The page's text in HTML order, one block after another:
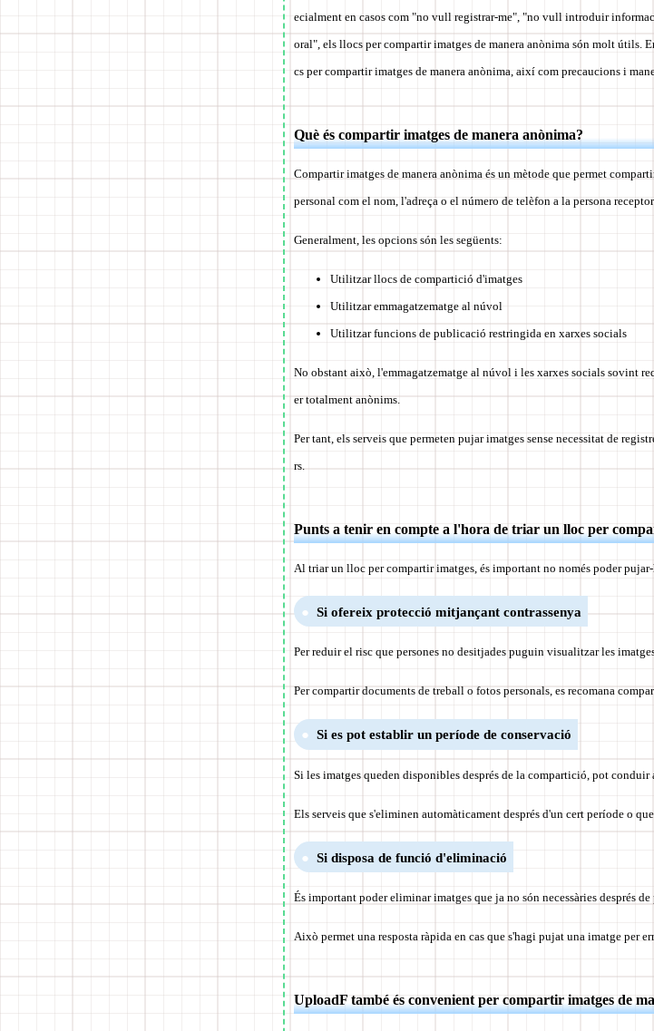
ecialment en casos com "no vull registrar-me", "no vull introduir
oral", els llocs per compartir imatges de manera anònima són molt útils.
cs per compartir imatges de manera anònima, així com precaucions i
Què és compartir imatges de manera anònima?
Compartir imatges de manera anònima és un mètode que permet
personal com el nom, l'adreça o el número de telèfon a la persona
Generalment, les opcions són les següents:
Utilitzar llocs de compartició d'imatges
Utilitzar emmagatzematge al núvol
Utilitzar funcions de publicació restringida en xarxes socials
No obstant això, l'emmagatzematge al núvol i les xarxes socials sovint
er totalment anònims.
Per tant, els serveis que permeten pujar imatges sense necessitat de
rs.
Punts a tenir en compte a l'hora de triar un lloc per
Al triar un lloc per compartir imatges, és important no només poder
Si ofereix protecció mitjançant contrassenya
Per reduir el risc que persones no desitjades puguin visualitzar les
Per compartir documents de treball o fotos personals, es recomana
Si es pot establir un període de conservació
Si les imatges queden disponibles després de la compartició, pot conduir
Els serveis que s'eliminen automàticament després d'un cert període o
Si disposa de funció d'eliminació
És important poder eliminar imatges que ja no són necessàries després
Això permet una resposta ràpida en cas que s'hagi pujat una imatge per
UploadF també és convenient per compartir imatges de